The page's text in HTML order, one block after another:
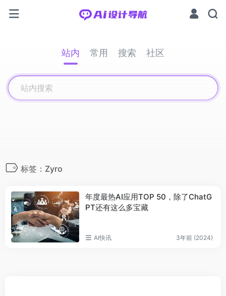
站内 常用 搜索 社区
标签：Zyro
年度最热AI应用TOP 50，除了ChatG
PT还有这么多宝藏
AI快讯 3年前 (2024)